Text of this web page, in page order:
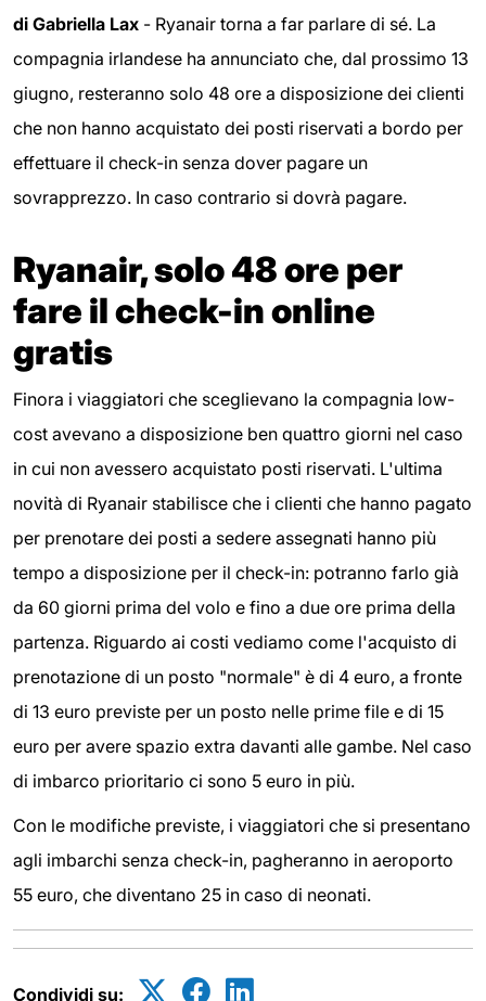
di Gabriella Lax - Ryanair torna a far parlare di sé. La
compagnia irlandese ha annunciato che, dal prossimo 13
giugno, resteranno solo 48 ore a disposizione dei clienti
che non hanno acquistato dei posti riservati a bordo per
effettuare il check-in senza dover pagare un
sovrapprezzo. In caso contrario si dovrà pagare.
Ryanair, solo 48 ore per
fare il check-in online
gratis
Finora i viaggiatori che sceglievano la compagnia low-
cost avevano a disposizione ben quattro giorni nel caso
in cui non avessero acquistato posti riservati. L'ultima
novità di Ryanair stabilisce che i clienti che hanno pagato
per prenotare dei posti a sedere assegnati hanno più
tempo a disposizione per il check-in: potranno farlo già
da 60 giorni prima del volo e fino a due ore prima della
partenza. Riguardo ai costi vediamo come l'acquisto di
prenotazione di un posto "normale" è di 4 euro, a fronte
di 13 euro previste per un posto nelle prime file e di 15
euro per avere spazio extra davanti alle gambe. Nel caso
di imbarco prioritario ci sono 5 euro in più.
Con le modifiche previste, i viaggiatori che si presentano
agli imbarchi senza check-in, pagheranno in aeroporto
55 euro, che diventano 25 in caso di neonati.
Condividi su: